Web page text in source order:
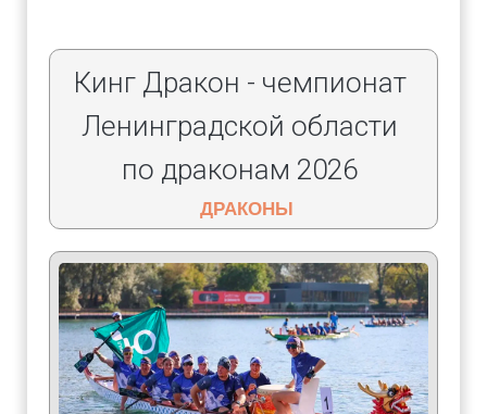
Кинг Дракон - чемпионат
Ленинградской области
по драконам 2026
ДРАКОНЫ